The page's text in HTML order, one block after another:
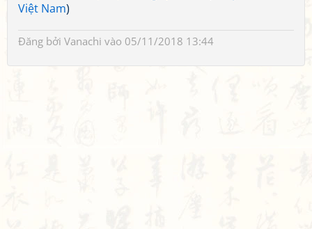
Việt Nam)
Đăng bởi Vanachi vào 05/11/2018 13:44